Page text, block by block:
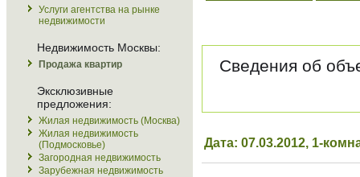
Услуги агентства на рынке
недвижимости
Недвижимость Москвы:
Продажа квартир
Эксклюзивные
предложения:
Жилая недвижимость (Москва)
Жилая недвижимость
(Подмосковье)
Загородная недвижимость
Зарубежная недвижимость
Сведения об
Дата: 07.03.2012, 1-